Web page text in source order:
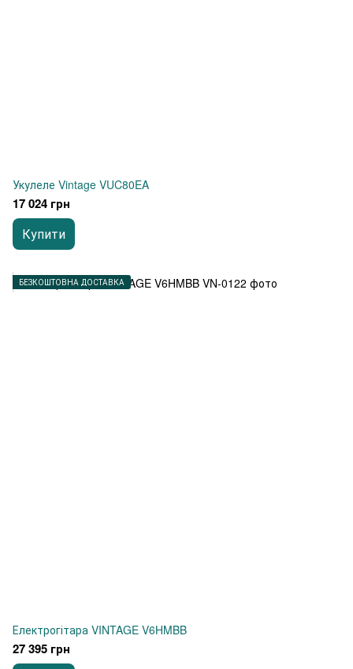
Укулеле Vintage VUC80EA
17 024 грн
Купити
БЕЗКОШТОВНА ДОСТАВКА
Електрогітара VINTAGE V6HMBB
27 395 грн